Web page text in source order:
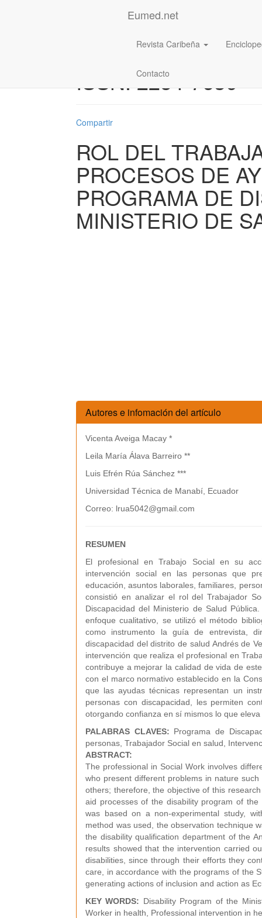
Eumed.net
Revista Caribeña
Contacto
Revista: Caribeña
ISSN: 2254-7630
Compartir
ROL DEL
PROCESOS DE
PROGRAMA DE
MINISTERIO DE
Autores e infomación del artículo
Vicenta Aveiga Macay *
Leila María Álava Barreiro **
Luis Efrén Rúa Sánchez ***
Universidad Técnica de Manabí, Ecuador
Correo: lrua5042@gmail.com
RESUMEN
El profesional en Trabajo Social en su
intervención social en las personas que
educación, asuntos laborales, familiares,
consistió en analizar el rol del Trabajador
Discapacidad del Ministerio de Salud
enfoque cualitativo, se utilizó el método
como instrumento la guía de entrevista,
discapacidad del distrito de salud Andrés de
intervención que realiza el profesional en
contribuye a mejorar la calidad de vida de
con el marco normativo establecido en la
que las ayudas técnicas representan un
personas con discapacidad, les permiten
otorgando confianza en sí mismos lo que
PALABRAS CLAVES: Programa de
personas, Trabajador Social en salud,
ABSTRACT:
The professional in Social Work involves
who present different problems in nature
others; therefore, the objective of this
aid processes of the disability program of
was based on a non-experimental study,
method was used, the observation technique
the disability qualification department of the
results showed that the intervention carried
disabilities, since through their efforts they
care, in accordance with the programs of the
generating actions of inclusion and action as
KEY WORDS: Disability Program of the
Worker in health, Professional intervention in